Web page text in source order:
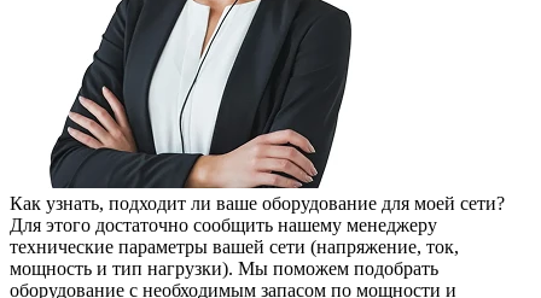
Как узнать, подходит ли ваше оборудование для моей сети?
Для этого достаточно сообщить нашему менеджеру
технические параметры вашей сети (напряжение, ток,
мощность и тип нагрузки). Мы поможем подобрать
оборудование с необходимым запасом по мощности и